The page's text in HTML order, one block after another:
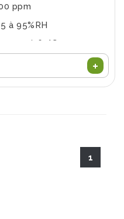
ppm
à 95%RH
: 0 à 60°C
1